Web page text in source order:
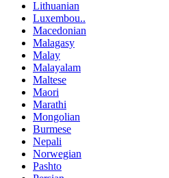
Lithuanian
Luxembou..
Macedonian
Malagasy
Malay
Malayalam
Maltese
Maori
Marathi
Mongolian
Burmese
Nepali
Norwegian
Pashto